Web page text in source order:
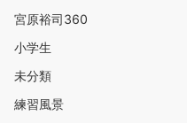
宮原裕司360
小学生
未分類
練習風景